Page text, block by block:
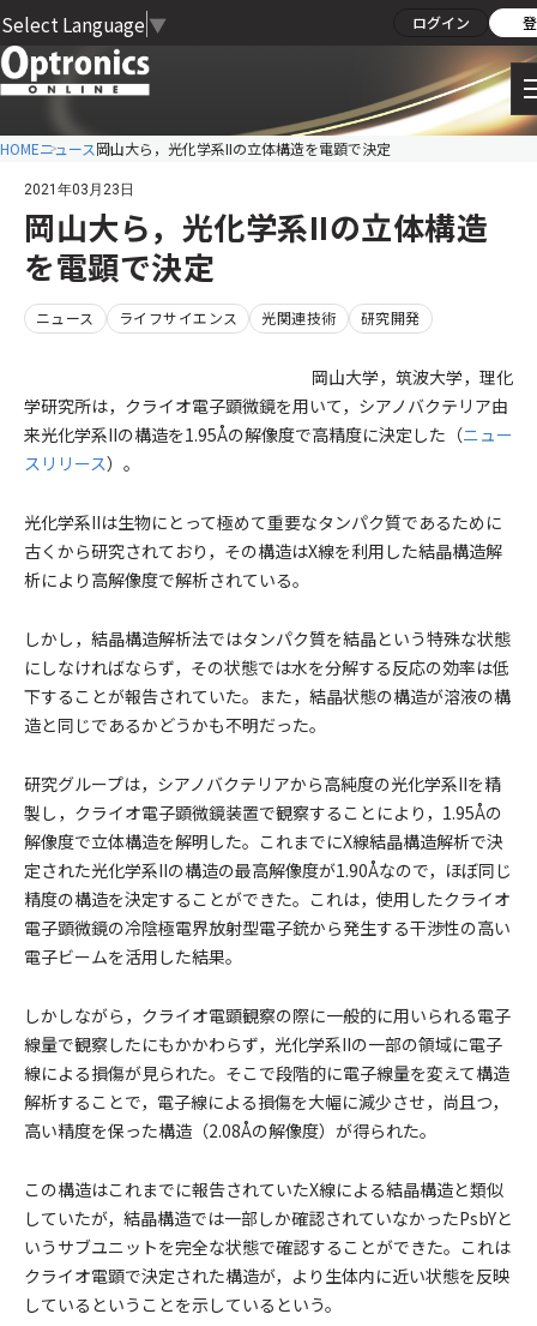
Select Language ▼ ログイン
HOMEニュース岡山大ら，光化学系IIの立体構造を電顕で決定
2021年03月23日
岡山大ら，光化学系IIの立体構造
を電顕で決定
ニュース ライフサイエンス 光関連技術 研究開発
岡山大学，筑波大学，理化
学研究所は，クライオ電子顕微鏡を用いて，シアノバクテリア由
来光化学系IIの構造を1.95Åの解像度で高精度に決定した（ニュー
スリリース）。
光化学系IIは生物にとって極めて重要なタンパク質であるために
古くから研究されており，その構造はX線を利用した結晶構造解
析により高解像度で解析されている。
しかし，結晶構造解析法ではタンパク質を結晶という特殊な状態
にしなければならず，その状態では水を分解する反応の効率は低
下することが報告されていた。また，結晶状態の構造が溶液の構
造と同じであるかどうかも不明だった。
研究グループは，シアノバクテリアから高純度の光化学系IIを精
製し，クライオ電子顕微鏡装置で観察することにより，1.95Åの
解像度で立体構造を解明した。これまでにX線結晶構造解析で決
定された光化学系IIの構造の最高解像度が1.90Åなので，ほぼ同じ
精度の構造を決定することができた。これは，使用したクライオ
電子顕微鏡の冷陰極電界放射型電子銃から発生する干渉性の高い
電子ビームを活用した結果。
しかしながら，クライオ電顕観察の際に一般的に用いられる電子
線量で観察したにもかかわらず，光化学系IIの一部の領域に電子
線による損傷が見られた。そこで段階的に電子線量を変えて構造
解析することで，電子線による損傷を大幅に減少させ，尚且つ，
高い精度を保った構造（2.08Åの解像度）が得られた。
この構造はこれまでに報告されていたX線による結晶構造と類似
していたが，結晶構造では一部しか確認されていなかったPsbYと
いうサブユニットを完全な状態で確認することができた。これは
クライオ電顕で決定された構造が，より生体内に近い状態を反映
しているということを示しているという。